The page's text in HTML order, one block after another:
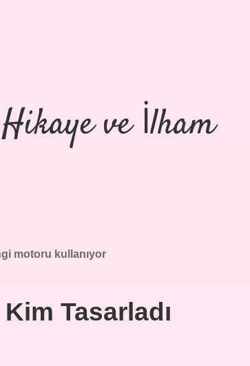
Hikaye ve İlham
motoru kullanıyor
Tasarladı